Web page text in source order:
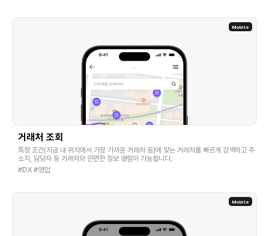
거래처 조회
특정 조건(지금 내 위치에서 가장 가까운 거래처 등)에 맞는 거래처를 빠르게 검색하고 주
소지, 담당자 등 거래처와 관련한 정보 열람이 가능합니다.
#DX #영업